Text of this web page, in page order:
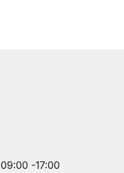
09:00 -17:00